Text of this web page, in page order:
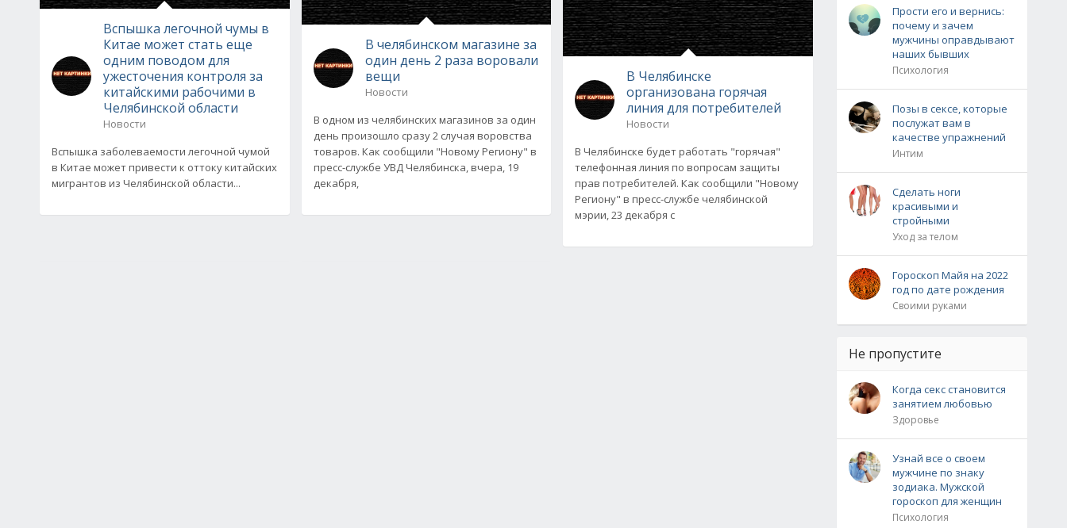
Вспышка легочной чумы в
Китае может стать еще
одним поводом для
ужесточения контроля за
китайскими рабочими в
Челябинской области
Новости
Вспышка заболеваемости легочной чумой
в Китае может привести к оттоку китайских
мигрантов из Челябинской области...
В челябинском магазине за
один день 2 раза воровали
вещи
Новости
В одном из челябинских магазинов за один
день произошло сразу 2 случая воровства
товаров. Как сообщили "Новому Региону" в
пресс-службе УВД Челябинска, вчера, 19
декабря,
В Челябинске
организована горячая
линия для потребителей
Новости
В Челябинске будет работать "горячая"
телефонная линия по вопросам защиты
прав потребителей. Как сообщили "Новому
Региону" в пресс-службе челябинской
мэрии, 23 декабря с
Прости его и вернись:
почему и зачем
мужчины оправдывают
наших бывших
Психология
Позы в сексе, которые
послужат вам в
качестве упражнений
Интим
Сделать ноги
красивыми и
стройными
Уход за телом
Гороскоп Майя на 2022
год по дате рождения
Своими руками
Не пропустите
Когда секс становится
занятием любовью
Здоровье
Узнай все о своем
мужчине по знаку
зодиака. Мужской
гороскоп для женщин
Психология